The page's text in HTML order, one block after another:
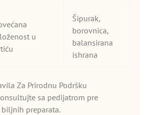
u
Šipurak,
borovnica,
balansirana
ishrana
Za Prirodnu Podršku
sa pedijatrom pre
preparata.